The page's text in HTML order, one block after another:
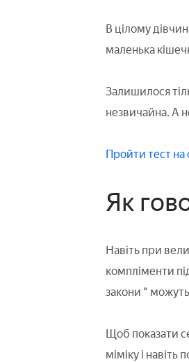
В цілому
маленька
Залишилося
незвичайна. А
Пройти тест на
Як
Навіть при
компліменти
закони "
Щоб показати
міміку і